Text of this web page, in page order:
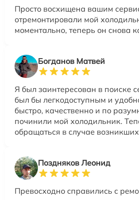
Просто восхищена вашим
отремонтировали мой
моментально, теперь он снова
Богданов Матвей
Я был заинтересован в поиске
был бы легкодоступным и
быстро, качественно и по
починили мой холодильник.
обращаться в случае
Поздняков Леонид
Превосходно справились с